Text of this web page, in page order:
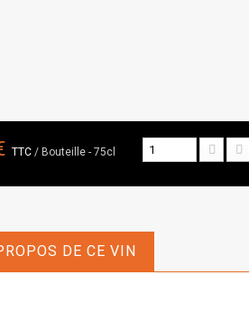
TTC / Bouteille - 75cl
DE CE VIN